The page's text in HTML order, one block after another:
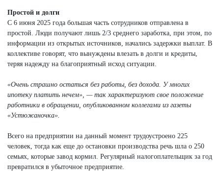
Простой и долги
С 6 июня 2025 года большая часть сотрудников отправлена в
простой. Люди получают лишь 2/3 среднего заработка, при этом, по
информации из открытых источников, начались задержки выплат. В
коллективе говорят, что вынуждены влезать в долги и кредиты,
теряя надежду на благоприятный исход ситуации.
«Очень страшно остаться без работы, без дохода. У многих
ипотеку платить нечем», — так характеризуют свое положение
работники в обращении, опубликованном коллегами из газеты
«Устюжаночка».
Всего на предприятии на данный момент трудоустроено 225
человек, тогда как еще до остановки производства речь шла о 250
семьях, которые завод кормил. Регулярный налогоплательщик за год
превратился в убыточное предприятие.